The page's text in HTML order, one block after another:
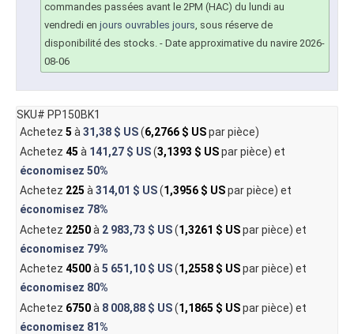
commandes passées avant le 2PM (HAC) du lundi au
vendredi en jours ouvrables jours, sous réserve de
disponibilité des stocks. - Date approximative du navire 2026-
08-06
SKU# PP150BK1
Achetez 5 à 31,38 $ US(6,2766 $ USpar pièce)
Achetez 45 à 141,27 $ US(3,1393 $ USpar pièce) et
économisez 50%
Achetez 225 à314,01 $ US(1,3956 $ USpar pièce) et
économisez 78%
Achetez 2250à 2 983,73 $ US(1,3261 $ USpar pièce) et
économisez 79%
Achetez 4500à5 651,10 $ US(1,2558 $ USpar pièce) et
économisez 80%
Achetez 6750à 8 008,88 $ US(1,1865 $ USpar pièce) et
économisez 81%